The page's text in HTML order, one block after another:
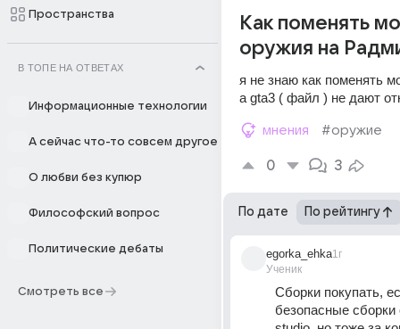
Пространства
В ТОПЕ НА ОТВЕТАХ
Информационные технологии
А сейчас что-то совсем другое
О любви без купюр
Философский вопрос
Политические дебаты
Смотреть все
Как поменять
оружия на
я не знаю как поменять
а gta3 ( файл ) не дают
мнения #оружие
0 3
По дате По рейтингу
egorka_ehka
Ученик
1г
Сборки покупать,
безопасные сборки